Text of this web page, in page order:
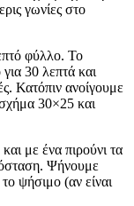
γωνίες στο
φύλλο. Το
30 λεπτά και
Κατόπιν ανοίγουμε
30×25 και
με ένα πιρούνι τα
Ψήνουμε
ψήσιμο (αν είναι